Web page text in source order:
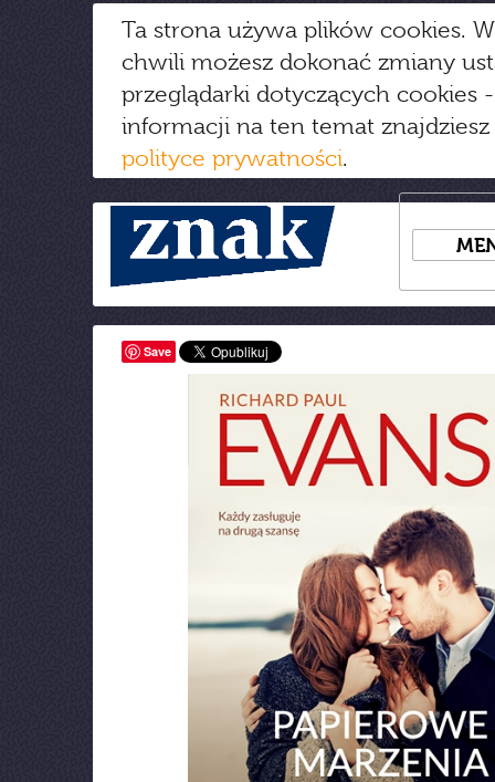
Ta strona używa plików cookies.
chwili możesz dokonać zmiany
przeglądarki dotyczących cookies
informacji na ten temat
polityce prywatności.
Save